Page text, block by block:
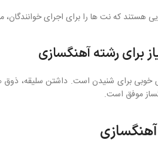
هستند که نت ها را برای اجرای خوانندگان،
برای رشته آهنگسازی
خوبی برای شنیدن است. داشتن سلیقه،
موفق است.